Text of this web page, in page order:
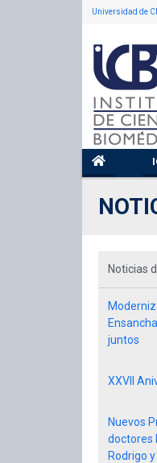
Universidad de
Noticias
juntos
XXVII
Nuevos
doctores
Rodrigo